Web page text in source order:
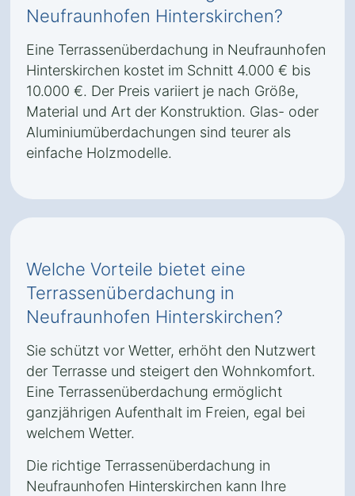
Neufraunhofen Hinterskirchen?
Eine Terrassenüberdachung in Neufraunhofen
Hinterskirchen kostet im Schnitt 4.000 € bis
10.000 €. Der Preis variiert je nach Größe,
Material und Art der Konstruktion. Glas- oder
Aluminiumüberdachungen sind teurer als
einfache Holzmodelle.
Welche Vorteile bietet eine
Terrassenüberdachung in
Neufraunhofen Hinterskirchen?
Sie schützt vor Wetter, erhöht den Nutzwert
der Terrasse und steigert den Wohnkomfort.
Eine Terrassenüberdachung ermöglicht
ganzjährigen Aufenthalt im Freien, egal bei
welchem Wetter.
Die richtige Terrassenüberdachung in
Neufraunhofen Hinterskirchen kann Ihre